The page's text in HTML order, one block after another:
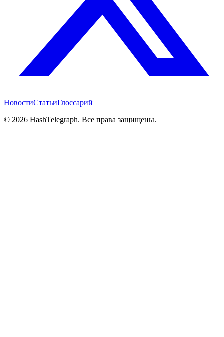
НовостиСтатьиГлоссарий
© 2026 HashTelegraph. Все права защищены.